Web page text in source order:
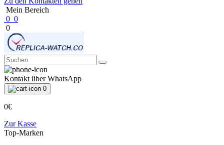
Mein Bereich
0 0
0
Kontakt über WhatsApp
0
0€
Zur Kasse
Top-Marken